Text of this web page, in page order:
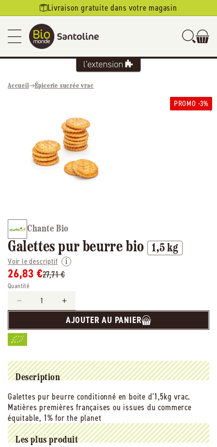
Ignorer et
passer au Livraison gratuite dans votre magasin
Accueil Épicerie sucrée vrac
PROMO -3%
Chante Bio
Galettes pur beurre bio 1,5 kg
Voir le descriptif
26,83 €27,71 €
Quantité
Réduire
de
Chante
-
-
pur
beurre
bio
Vrac
-
Augmenter
la
quantité
-
-
pur
beurre
bio
Vrac
-
AJOUTER AU PANIER
Description
Galettes pur beurre conditionné en boite d'1,5kg vrac.
Matières premières françaises ou issues du commerce
équitable, 1% for the planet
Les plus produit